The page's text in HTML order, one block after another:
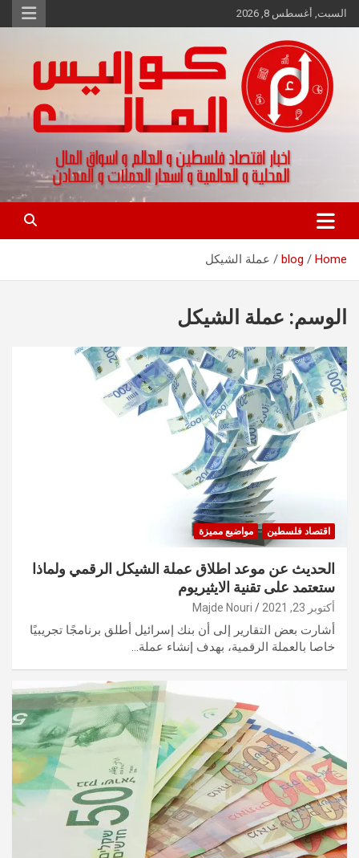
Skip
to
السبت, أغسطس 8, 2026
كواليس المال
اخبار اقتصاد فلسطين و العالم و تقارير اسواق المال و العملات
Home
blog عملة الشيكل
الوسم: عملة الشيكل
اقتصاد فلسطين مواضيع مميزة
الحديث عن موعد اطلاق عملة الشيكل الرقمي ولماذا
ستعتمد على تقنية الايثيريوم
أكتوبر 23, 2021 Majde Nouri
أشارت بعض التقارير إلى أن بنك إسرائيل أطلق برنامجًا تجريبيًا
خاصا بالعملة الرقمية، بهدف إنشاء عملة…